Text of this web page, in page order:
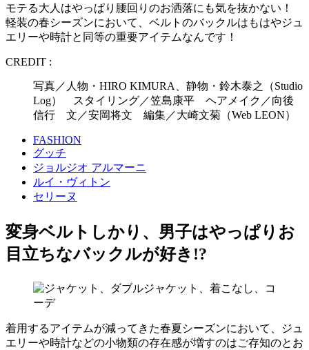
モテる大人はやっぱり腰回りのお洒落にも気を抜かない！
軽装の春シーズンにおいて、ベルトのバックルはもはやジュ
エリーや時計と同等の重要アイテムなんです！
CREDIT :
写真／人物・HIRO KIMURA、静物・鈴木泰之（Studio
Log） スタイリング／笠島康平 ヘアメイク／向後
信行 文／安岡将文 編集／大崎文菊（Web LEON）
FASHION
グッチ
ジョルジオ アルマーニ
ルイ・ヴィトン
セリーヌ
変身ベルトしかり、男子はやっぱりお
目立ちなバックルが好き!?
着用するアイテムが減ってきた春夏シーズンにおいて、ジュ
エリーや時計などの小物類の存在感が増すのはご存知のとお